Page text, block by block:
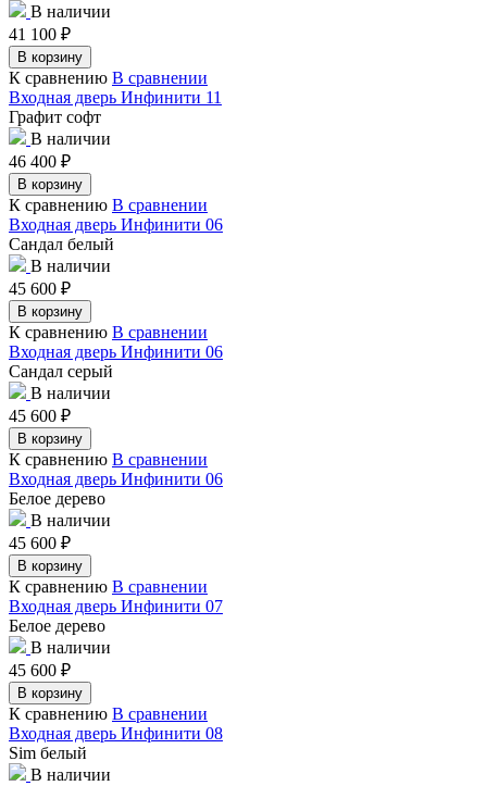
В наличии
41 100 ₽
В корзину
К сравнению В сравнении
Входная дверь Инфинити 11
Графит софт
В наличии
46 400 ₽
В корзину
К сравнению В сравнении
Входная дверь Инфинити 06
Сандал белый
В наличии
45 600 ₽
В корзину
К сравнению В сравнении
Входная дверь Инфинити 06
Сандал серый
В наличии
45 600 ₽
В корзину
К сравнению В сравнении
Входная дверь Инфинити 06
Белое дерево
В наличии
45 600 ₽
В корзину
К сравнению В сравнении
Входная дверь Инфинити 07
Белое дерево
В наличии
45 600 ₽
В корзину
К сравнению В сравнении
Входная дверь Инфинити 08
Sim белый
В наличии